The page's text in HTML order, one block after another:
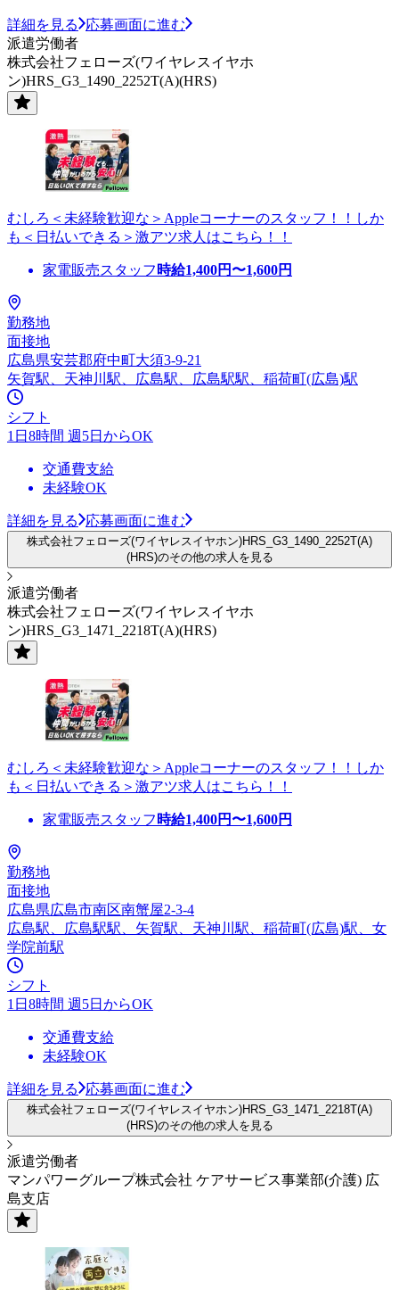
詳細を見る
応募画面に進む
派遣労働者
株式会社フェローズ(ワイヤレスイヤホ
ン)HRS_G3_1490_2252T(A)(HRS)
むしろ＜未経験歓迎な＞Appleコーナーのスタッフ！！しか
も＜日払いできる＞激アツ求人はこちら！！
家電販売スタッフ 時給1,400円〜1,600円
勤務地
面接地
広島県安芸郡府中町大須3-9-21
矢賀駅、天神川駅、広島駅、広島駅駅、稲荷町(広島)駅
シフト
1日8時間 週5日からOK
交通費支給
未経験OK
詳細を見る 応募画面に進む
株式会社フェローズ(ワイヤレスイヤホン)HRS_G3_1490_2252T(A)
(HRS)のその他の求人を見る
派遣労働者
株式会社フェローズ(ワイヤレスイヤホ
ン)HRS_G3_1471_2218T(A)(HRS)
むしろ＜未経験歓迎な＞Appleコーナーのスタッフ！！しか
も＜日払いできる＞激アツ求人はこちら！！
家電販売スタッフ 時給1,400円〜1,600円
勤務地
面接地
広島県広島市南区南蟹屋2-3-4
広島駅、広島駅駅、矢賀駅、天神川駅、稲荷町(広島)駅、女
学院前駅
シフト
1日8時間 週5日からOK
交通費支給
未経験OK
詳細を見る 応募画面に進む
株式会社フェローズ(ワイヤレスイヤホン)HRS_G3_1471_2218T(A)
(HRS)のその他の求人を見る
派遣労働者
マンパワーグループ株式会社 ケアサービス事業部(介護) 広
島支店